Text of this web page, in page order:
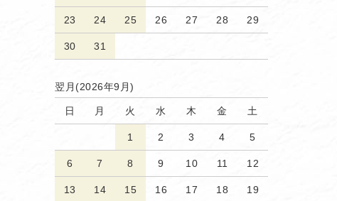
23 24 25 26 27 28 29
30 31
翌月(2026年9月)
日 月 火 水 木 金 土
1 2 3 4 5
6 7 8 9 10 11 12
13 14 15 16 17 18 19